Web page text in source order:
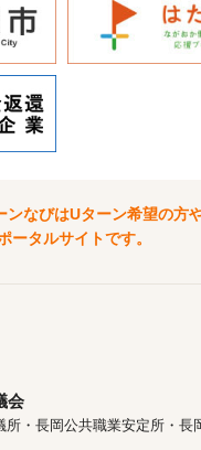
ンなびはUターン希望の方
ータルサイトです。
会
所・長岡公共職業安定所・長